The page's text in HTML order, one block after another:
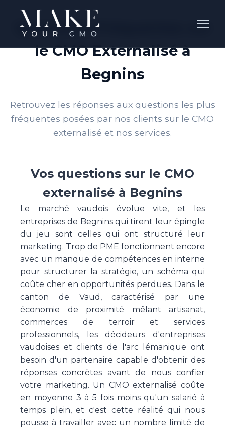
Questions Fréquentes sur
le CMO Externalisé à
Begnins
Retrouvez les réponses aux questions les plus
fréquentes posées par nos clients sur le CMO
externalisé et nos services.
Vos questions sur le CMO
externalisé à Begnins
Le marché vaudois évolue vite, et les
entreprises de Begnins qui tirent leur épingle
du jeu sont celles qui ont structuré leur
marketing. Trop de PME fonctionnent encore
avec un manque de compétences en interne
pour structurer la stratégie, un schéma qui
coûte cher en opportunités perdues. Dans le
canton de Vaud, caractérisé par une
économie de proximité mêlant artisanat,
commerces de terroir et services
professionnels, les décideurs d'entreprises
vaudoises et clients de l'arc lémanique ont
besoin d'un partenaire capable d'obtenir des
réponses concrètes avant de nous confier
votre marketing. Un CMO externalisé coûte
en moyenne 3 à 5 fois moins qu'un salarié à
temps plein, et c'est cette réalité qui nous
pousse à travailler avec un nombre limité de